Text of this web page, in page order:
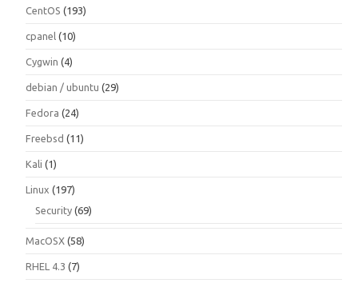
CentOS (193)
cpanel (10)
Cygwin (4)
debian / ubuntu (29)
Fedora (24)
Freebsd (11)
Kali (1)
Linux (197)
Security (69)
MacOSX (58)
RHEL 4.3 (7)